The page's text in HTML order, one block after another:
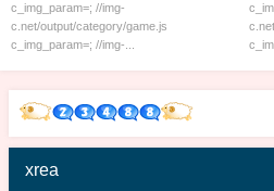
c_img_param=; //img-
c.net/output/category/game.js
c_img_param=; //img-...
xrea